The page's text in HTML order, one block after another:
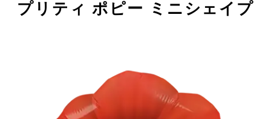
プリティ ポピー ミニシェイプ